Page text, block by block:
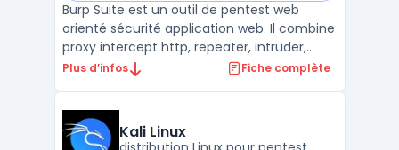
Burp Suite est un outil de pentest web
orienté sécurité application web. Il combine
proxy intercept http, repeater, intruder,
comparer, sequencer et un scanner
scanner xss et injections SQL) tout en
conservant une appr ...
Plus d’infos Fiche complète
Kali Linux